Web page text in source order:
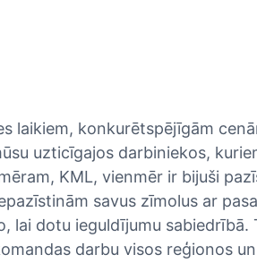
laikiem, konkurētspējīgām
uzticīgajos darbiniekos,
KML, vienmēr ir bijuši
savus zīmolus ar
lai dotu ieguldījumu sabiedrībā.
darbu visos reģionos